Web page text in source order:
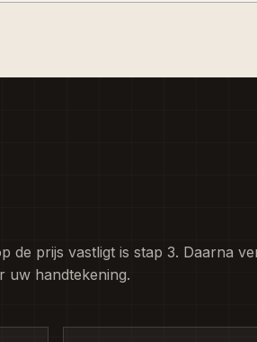
de prijs vastligt is stap 3. Daarna
uw handtekening.